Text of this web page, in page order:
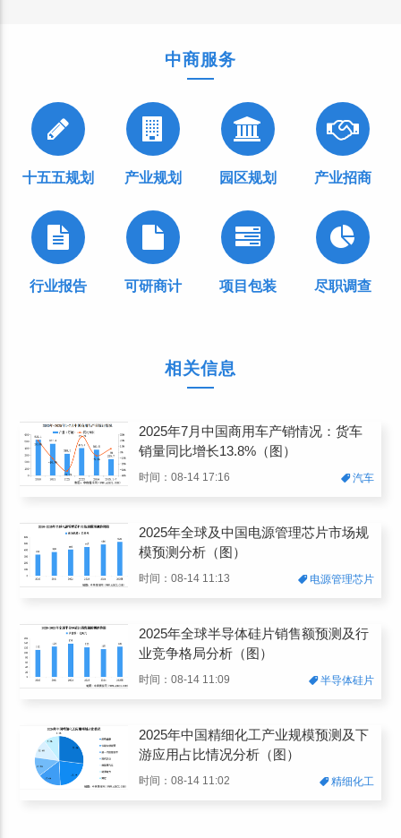
中商服务
十五五规划 产业规划 园区规划 产业招商
行业报告 可研商计 项目包装 尽职调查
相关信息
2025年7月中国商用车产销情况：货车
销量同比增长13.8%（图）
时间：08-14 17:16 汽车
2025年全球及中国电源管理芯片市场规
模预测分析（图）
时间：08-14 11:13 电源管理芯片
2025年全球半导体硅片销售额预测及行
业竞争格局分析（图）
时间：08-14 11:09 半导体硅片
2025年中国精细化工产业规模预测及下
游应用占比情况分析（图）
时间：08-14 11:02 精细化工